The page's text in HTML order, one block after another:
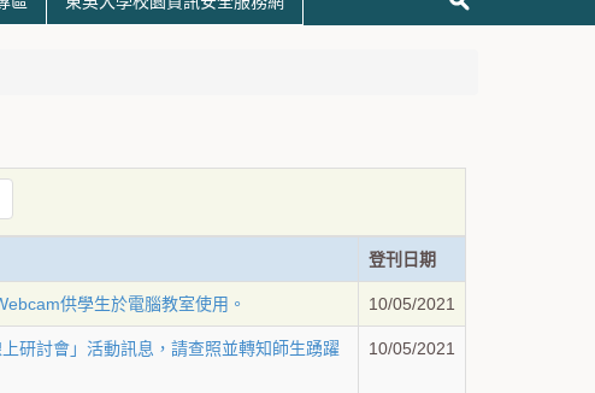
登刊日期
供學生於電腦教室使用。 10/05/2021
研討會」活動訊息，請查照並轉知師生踴躍
10/05/2021